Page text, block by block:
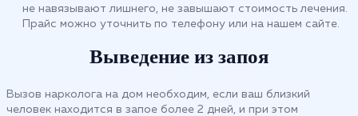
не навязывают лишнего, не завышают стоимость лечения.
Прайс можно уточнить по телефону или на нашем сайте.
Выведение из запоя
Вызов нарколога на дом необходим, если ваш близкий
человек находится в запое более 2 дней, и при этом